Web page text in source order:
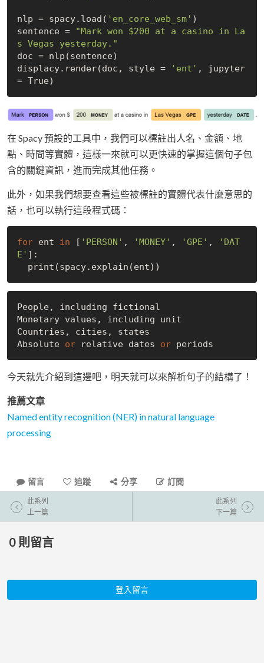
nlp = spacy.load( 'en_core_web_sm' )
sentence =
"Mark won $200 at a casino in La
s Vegas yesterday."
doc = nlp(sentence)
displacy.render(doc, style =
'ent' , jupyter
= True
在 Spacy 預設的工具中，我們可以標註出人名、金額、地
點、時間等實體，這樣一來就可以更快速的掌握這個句子包
含的關鍵資訊，進而完成其他任務。
此外，如果我們想要查看這些被標註的實體代表什麼意思的
話，也可以執行這段程式碼：
for ent in [ 'PERSON' , 'MONEY' , 'GPE' ,
'DAT
E' ]:
People, including fictional
Monetary values, including unit
Countries, cities, states
Absolute or relative dates or
今天就先介紹到這邊吧，明天就可以來解析句子的結構了！
推薦文章
Named entity recognition (NER) in natural language
processing
留言 追蹤 分享 訂閱
此系列
上一篇
此系列
下一篇
0 則留言
登入留言